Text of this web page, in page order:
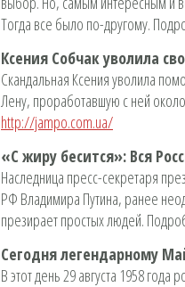
Тогда все было по-другому.
Ксения Собчак уволила
Скандальная Ксения уволила
Лену, проработавшую с ней
http://jampo.com.ua/
«С жиру бесится»: Вся
Наследница пресс-секретаря
РФ Владимира Путина, ранее
презирает простых людей.
Сегодня легендарному
В этот день 29 августа 1958